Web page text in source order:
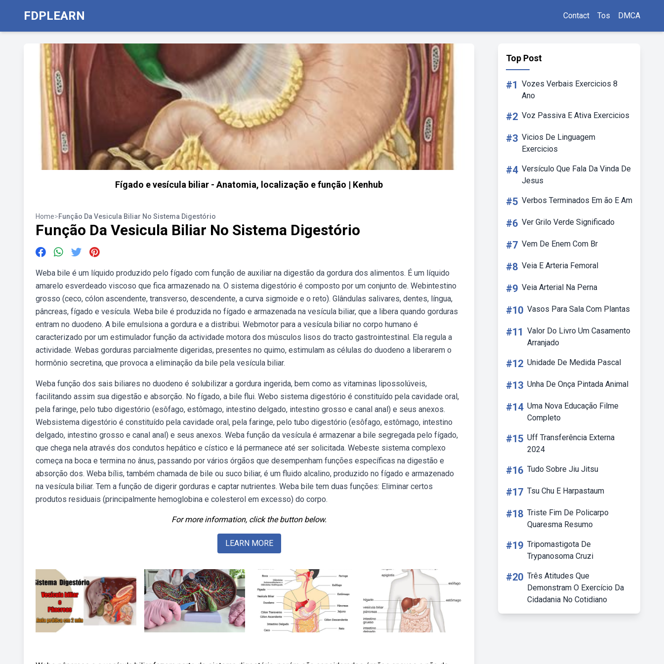
FDPLEARN Contact Tos DMCA
Fígado e vesícula biliar - Anatomia, localização e função | Kenhub
Home>Função Da Vesicula Biliar No Sistema Digestório
Função Da Vesicula Biliar No Sistema Digestório
Weba bile é um líquido produzido pelo fígado com função de auxiliar na digestão da gordura dos alimentos. É um líquido
amarelo esverdeado viscoso que fica armazenado na. O sistema digestório é composto por um conjunto de. Webintestino
grosso (ceco, cólon ascendente, transverso, descendente, a curva sigmoide e o reto). Glândulas salivares, dentes, língua,
pâncreas, fígado e vesícula. Weba bile é produzida no fígado e armazenada na vesícula biliar, que a libera quando gorduras
entram no duodeno. A bile emulsiona a gordura e a distribui. Webmotor para a vesícula biliar no corpo humano é
caracterizado por um estimulador função da actividade motora dos músculos lisos do tracto gastrointestinal. Ela regula a
actividade. Webas gorduras parcialmente digeridas, presentes no quimo, estimulam as células do duodeno a liberarem o
hormônio secretina, que provoca a eliminação da bile pela vesícula biliar.
Weba função dos sais biliares no duodeno é solubilizar a gordura ingerida, bem como as vitaminas lipossolúveis,
facilitando assim sua digestão e absorção. No fígado, a bile flui. Webo sistema digestório é constituído pela cavidade oral,
pela faringe, pelo tubo digestório (esôfago, estômago, intestino delgado, intestino grosso e canal anal) e seus anexos.
Websistema digestório é constituído pela cavidade oral, pela faringe, pelo tubo digestório (esôfago, estômago, intestino
delgado, intestino grosso e canal anal) e seus anexos. Weba função da vesícula é armazenar a bile segregada pelo fígado,
que chega nela através dos condutos hepático e cístico e lá permanece até ser solicitada. Webeste sistema complexo
começa na boca e termina no ânus, passando por vários órgãos que desempenham funções específicas na digestão e
absorção dos. Weba bílis, também chamada de bile ou suco biliar, é um fluido alcalino, produzido no fígado e armazenado
na vesícula biliar. Tem a função de digerir gorduras e captar nutrientes. Weba bile tem duas funções: Eliminar certos
produtos residuais (principalmente hemoglobina e colesterol em excesso) do corpo.
For more information, click the button below.
LEARN MORE
Top Post
#1 Vozes Verbais Exercicios 8
Ano
#2 Voz Passiva E Ativa Exercicios
#3 Vicios De Linguagem
Exercicios
#4 Versículo Que Fala Da Vinda De
Jesus
#5 Verbos Terminados Em ão E Am
#6 Ver Grilo Verde Significado
#7 Vem De Enem Com Br
#8 Veia E Arteria Femoral
#9 Veia Arterial Na Perna
#10 Vasos Para Sala Com Plantas
#11 Valor Do Livro Um Casamento
Arranjado
#12 Unidade De Medida Pascal
#13 Unha De Onça Pintada Animal
#14 Uma Nova Educação Filme
Completo
#15 Uff Transferência Externa
2024
#16 Tudo Sobre Jiu Jitsu
#17 Tsu Chu E Harpastaum
#18 Triste Fim De Policarpo
Quaresma Resumo
#19 Tripomastigota De
Trypanosoma Cruzi
#20 Três Atitudes Que
Demonstram O Exercício Da
Cidadania No Cotidiano